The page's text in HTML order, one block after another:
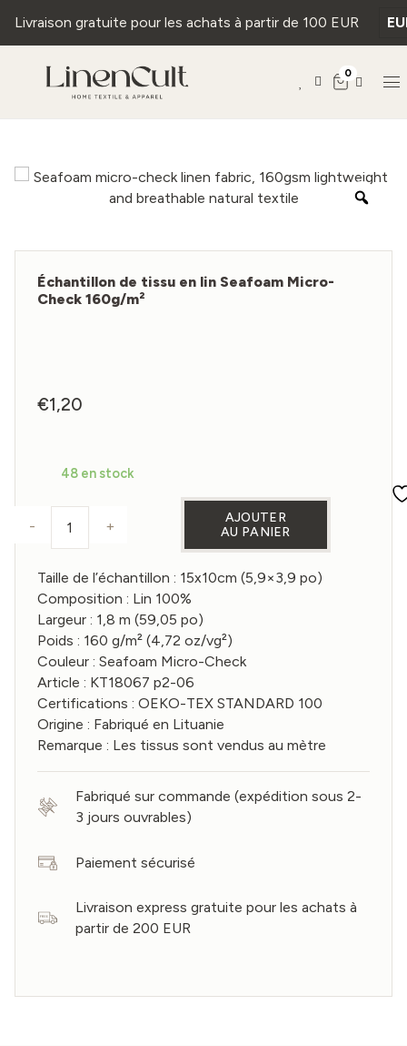
Livraison gratuite pour les achats à partir de 100 EUR
0
Échantillon de tissu en lin Seafoam Micro-
Check 160g/m²
€1,20
48 en stock
quantité de Échantillon de tissu en lin Seafoam
- +
AJOUTER
AU PANIER
Taille de l’échantillon : 15x10cm (5,9×3,9 po)
Composition : Lin 100%
Largeur : 1,8 m (59,05 po)
Poids : 160 g/m² (4,72 oz/vg²)
Couleur : Seafoam Micro-Check
Article : KT18067 p2-06
Certifications : OEKO-TEX STANDARD 100
Origine : Fabriqué en Lituanie
Remarque : Les tissus sont vendus au mètre
Fabriqué sur commande (expédition sous 2-
3 jours ouvrables)
Paiement sécurisé
Livraison express gratuite pour les achats à
partir de 200 EUR